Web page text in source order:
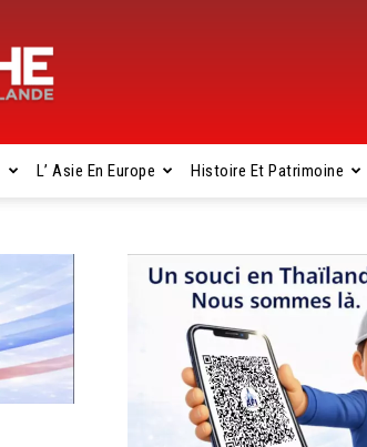
L’ Asie En Europe Histoire Et Patrimoine